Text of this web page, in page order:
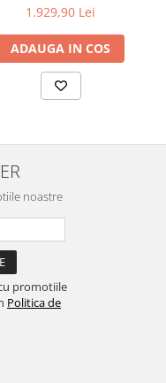
1.929,90 Lei
ADAUGA IN COS
noastre
promotiile
Politica de